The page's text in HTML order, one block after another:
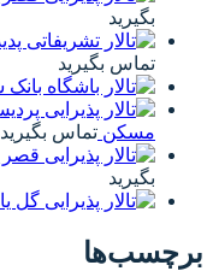
بگیرید
تماس بگیرید
مسکن تماس بگیرید
بگیرید
برچسب‌ها